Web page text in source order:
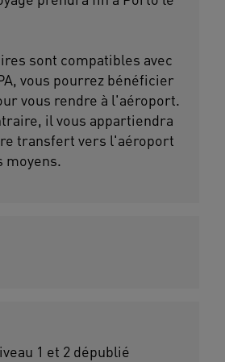
sont compatibles avec
vous pourrez bénéficier
vous rendre à l'aéroport.
il vous appartiendra
transfert vers l'aéroport
moyens.
1 et 2 dépublié